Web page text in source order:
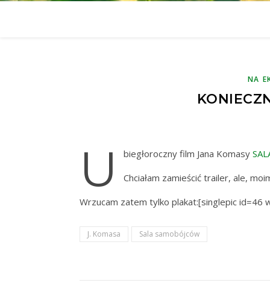
NA
u biegłoroczny film Jana Komasy
Chciałam zamieścić trailer, ale,
Wrzucam zatem tylko plakat:[singlepic
J. Komasa Sala samobójców